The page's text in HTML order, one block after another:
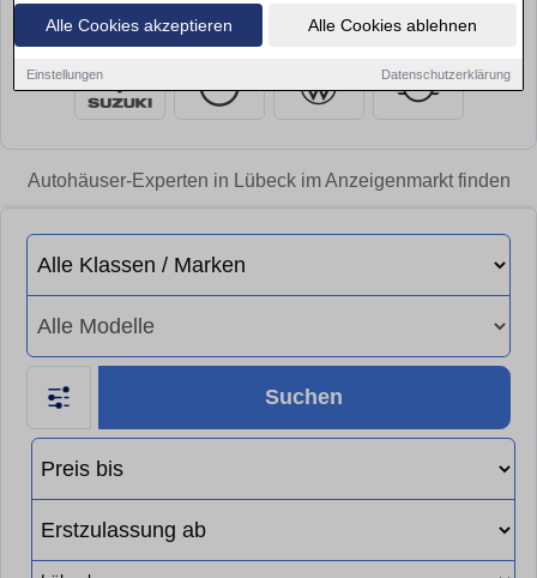
Alle Cookies akzeptieren Alle Cookies ablehnen
Einstellungen Datenschutzerklärung
Autohäuser-Experten in Lübeck im Anzeigenmarkt finden
Suchen